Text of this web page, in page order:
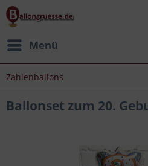
Menü
Zahlenballons
Ballonset zum 20.